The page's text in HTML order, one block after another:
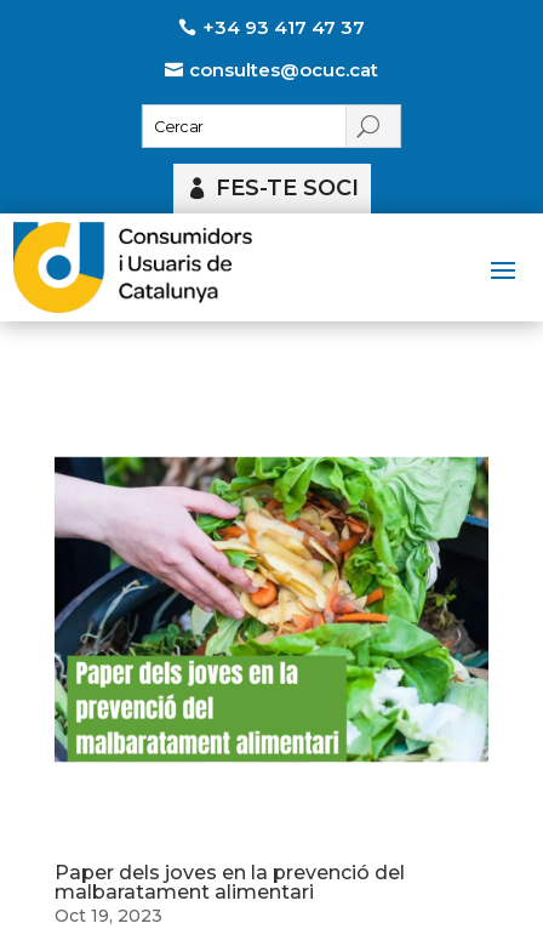
+34 93 417 47 37
consultes@ocuc.cat
FES-TE SOCI
Paper dels joves en la prevenció del
malbaratament alimentari
Oct 19, 2023